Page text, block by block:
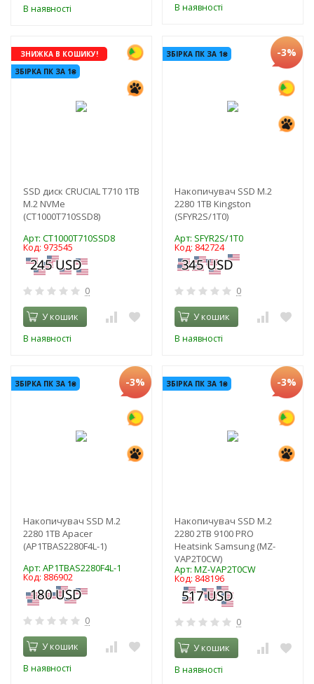
В наявності В наявності
ЗНИЖКА В КОШИКУ!
ЗБІРКА ПК ЗА 1₴
SSD диск CRUCIAL T710 1TB
M.2 NVMe
(CT1000T710SSD8)
Арт: CT1000T710SSD8
Код: 973545
0
У кошик
В наявності
ЗБІРКА ПК ЗА 1₴ -3%
Накопичувач SSD M.2
2280 1TB Kingston
(SFYR2S/1T0)
Арт: SFYR2S/1T0
Код: 842724
0
У кошик
В наявності
ЗБІРКА ПК ЗА 1₴ -3%
Накопичувач SSD M.2
2280 1TB Apacer
(AP1TBAS2280F4L-1)
Арт: AP1TBAS2280F4L-1
Код: 886902
0
У кошик
В наявності
ЗБІРКА ПК ЗА 1₴ -3%
Накопичувач SSD M.2
2280 2TB 9100 PRO
Heatsink Samsung (MZ-
VAP2T0CW)
Арт: MZ-VAP2T0CW
Код: 848196
0
У кошик
В наявності